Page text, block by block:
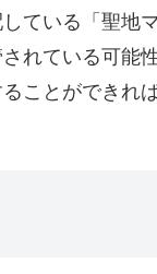
ている「聖地
れている可能
ことができれ